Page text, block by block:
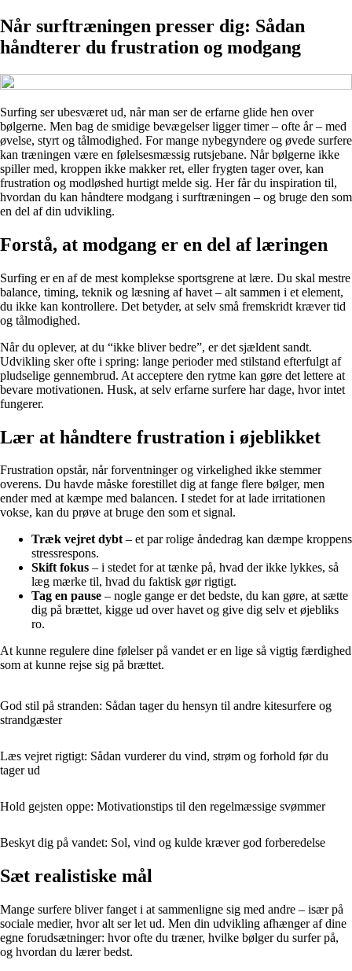
Når surftræningen presser dig: Sådan
håndterer du frustration og modgang
Surfing ser ubesværet ud, når man ser de erfarne glide hen over
bølgerne. Men bag de smidige bevægelser ligger timer – ofte år – med
øvelse, styrt og tålmodighed. For mange nybegyndere og øvede surfere
kan træningen være en følelsesmæssig rutsjebane. Når bølgerne ikke
spiller med, kroppen ikke makker ret, eller frygten tager over, kan
frustration og modløshed hurtigt melde sig. Her får du inspiration til,
hvordan du kan håndtere modgang i surftræningen – og bruge den som
en del af din udvikling.
Forstå, at modgang er en del af læringen
Surfing er en af de mest komplekse sportsgrene at lære. Du skal mestre
balance, timing, teknik og læsning af havet – alt sammen i et element,
du ikke kan kontrollere. Det betyder, at selv små fremskridt kræver tid
og tålmodighed.
Når du oplever, at du “ikke bliver bedre”, er det sjældent sandt.
Udvikling sker ofte i spring: lange perioder med stilstand efterfulgt af
pludselige gennembrud. At acceptere den rytme kan gøre det lettere at
bevare motivationen. Husk, at selv erfarne surfere har dage, hvor intet
fungerer.
Lær at håndtere frustration i øjeblikket
Frustration opstår, når forventninger og virkelighed ikke stemmer
overens. Du havde måske forestillet dig at fange flere bølger, men
ender med at kæmpe med balancen. I stedet for at lade irritationen
vokse, kan du prøve at bruge den som et signal.
Træk vejret dybt– et par rolige åndedrag kan dæmpe kroppens
stressrespons.
Skift fokus – i stedet for at tænke på, hvad der ikke lykkes, så
læg mærke til, hvad du faktisk gør rigtigt.
Tag en pause – nogle gange er det bedste, du kan gøre, at sætte
dig på brættet, kigge ud over havet og give dig selv et øjebliks
ro.
At kunne regulere dine følelser på vandet er en lige så vigtig færdighed
som at kunne rejse sig på brættet.
God stil på stranden: Sådan tager du hensyn til andre kitesurfere og
strandgæster
Læs vejret rigtigt: Sådan vurderer du vind, strøm og forhold før du
tager ud
Hold gejsten oppe: Motivationstips til den regelmæssige svømmer
Beskyt dig på vandet: Sol, vind og kulde kræver god forberedelse
Sæt realistiske mål
Mange surfere bliver fanget i at sammenligne sig med andre – især på
sociale medier, hvor alt ser let ud. Men din udvikling afhænger af dine
egne forudsætninger: hvor ofte du træner, hvilke bølger du surfer på,
og hvordan du lærer bedst.